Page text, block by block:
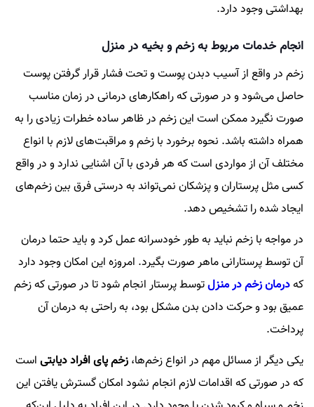
بهداشتی وجود دارد.
انجام خدمات مربوط به زخم و بخیه در منزل
زخم در واقع از آسیب دبدن پوست و تحت فشار قرار گرفتن پوست
حاصل می‌شود و در صورتی که راهکار‌های درمانی در زمان مناسب
صورت نگیرد ممکن است این زخم در ظاهر ساده خطرات زیادی را به
همراه داشته باشد. نحوه برخورد با زخم و مراقبت‌های لازم با انواع
مختلف آن از مواردی است که هر فردی با آن اشنایی ندارد و در واقع
کسی مثل پرستاران و پزشکان نمی‌تواند به درستی فرق بین زخم‌های
ایجاد شده را تشخیص دهد.
در مواجه با زخم نباید به طور خودسرانه عمل کرد و باید حتما درمان
آن توسط پرستارانی ماهر صورت بگیرد. امروزه این امکان وجود دارد
کهدرمان زخم در منزلتوسط پرستار انجام شود تا در صورتی که زخم
عمیق بود و حرکت دادن بدن مشکل بود، به راحتی به درمان آن
پرداخت.
یکی دیگر از مسائل مهم در انواع زخم‌ها، زخم پای افراد دیابتی است
که در صورتی که اقدامات لازم انجام نشود امکان گسترش یافتن این